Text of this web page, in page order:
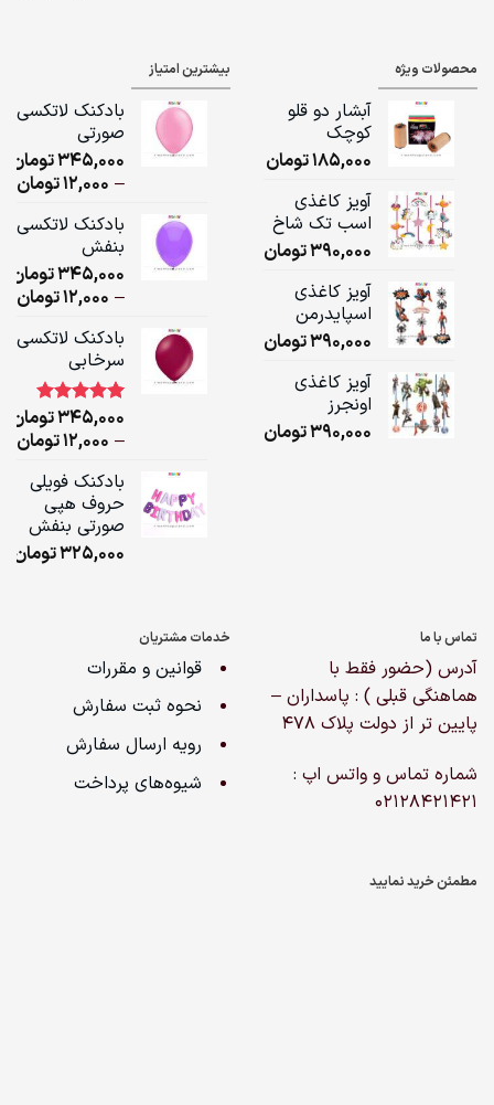
محصولات ویژه
آبشار دو قلو
کوچک
185,000تومان
آویز کاغذی
اسب تک شاخ
390,000تومان
آویز کاغذی
اسپایدرمن
390,000تومان
آویز کاغذی
اونجرز
390,000تومان
بیشترین امتیاز
بادکنک لاتکسی
صورتی
345,000تومان
–
12,000تومان
بادکنک لاتکسی
بنفش
345,000تومان
–
12,000تومان
بادکنک لاتکسی
سرخابی
امتیاز5.00
1
مشتری
345,000تومان
–
12,000تومان
بادکنک فویلی
حروف هپی
صورتی بنفش
325,000تومان
تماس با ما
آدرس (حضور فقط با
هماهنگی قبلی ) : پاسداران –
پایین تر از دولت پلاک ۴۷۸
شماره تماس و واتس اپ :
02128421421
خدمات مشتریان
قوانین و مقررات
نحوه ثبت سفارش
رویه ارسال سفارش
شیوه‌های پرداخت
مطمئن خرید نمایید